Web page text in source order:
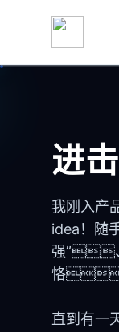
进
我刚入产
idea！随
强”
恪
直到有一